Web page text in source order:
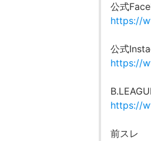
公式
https://
公式
https://
https://
前スレ